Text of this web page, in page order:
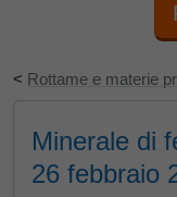
< Rottame e materie
Minerale di
26 febbraio